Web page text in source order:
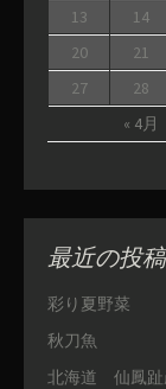
« 4月
13
14
20
21
27
28
最近の投稿
彩り夏野菜
秋刀魚
北海道 仙鳳